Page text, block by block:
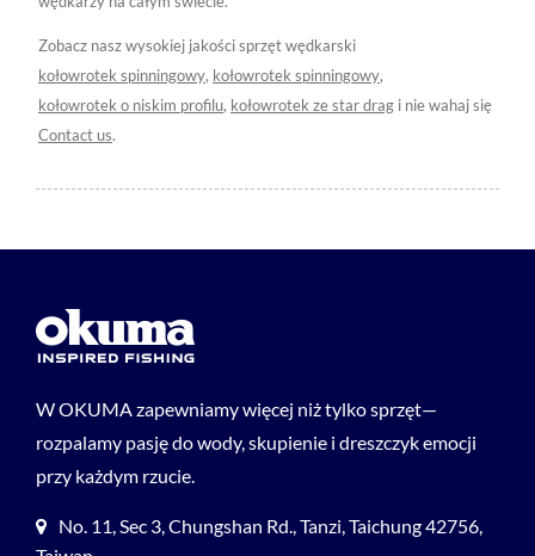
Zobacz nasz wysokiej jakości sprzęt wędkarski
kołowrotek spinningowy, kołowrotek spinningowy,
kołowrotek o niskim profilu, kołowrotek ze star drag i nie wahaj się
Contact us.
W OKUMA zapewniamy więcej niż tylko sprzęt—
rozpalamy pasję do wody, skupienie i dreszczyk emocji
przy każdym rzucie.
No. 11, Sec 3, Chungshan Rd., Tanzi, Taichung 42756,